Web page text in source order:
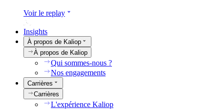
Voir le replay
Insights
À propos de Kaliop
À propos de Kaliop
Qui sommes-nous ?
Nos engagements
Carrières
Carrières
L'expérience Kaliop